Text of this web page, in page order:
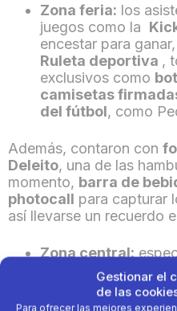
Gestionar el
de las
Para ofrecer las mejores
Zona feria: los
juegos como la
encestar para
Ruleta deportiva ,
exclusivos como
camisetas
del fútbol, como
Además, contaron con
Deleito, una de las
momento, barra de
photocall para capturar
así llevarse un recuerdo
Zona central:
talentos como
interactivos para
conocimiento